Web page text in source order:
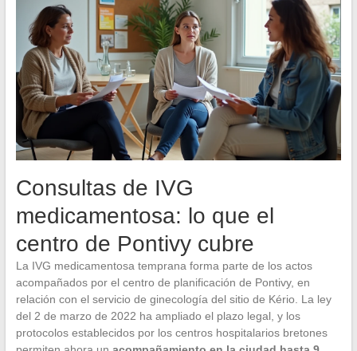
Consultas de IVG
medicamentosa: lo que el
centro de Pontivy cubre
La IVG medicamentosa temprana forma parte de los actos
acompañados por el centro de planificación de Pontivy, en
relación con el servicio de ginecología del sitio de Kério. La ley
del 2 de marzo de 2022 ha ampliado el plazo legal, y los
protocolos establecidos por los centros hospitalarios bretones